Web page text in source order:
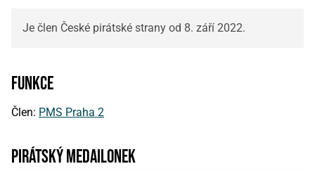
Je člen České pirátské strany od 8. září 2022.
Funkce
Člen: PMS Praha 2
Pirátský medailonek